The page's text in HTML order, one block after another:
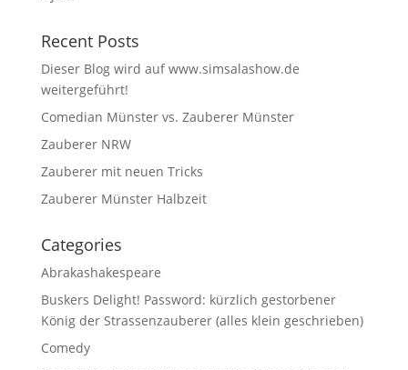
Recent Posts
Dieser Blog wird auf www.simsalashow.de
weitergeführt!
Comedian Münster vs. Zauberer Münster
Zauberer NRW
Zauberer mit neuen Tricks
Zauberer Münster Halbzeit
Categories
Abrakashakespeare
Buskers Delight! Password: kürzlich gestorbener
König der Strassenzauberer (alles klein geschrieben)
Comedy